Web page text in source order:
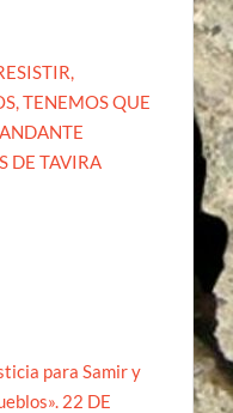
TENEMOS QUE
DE TAVIRA
para Samir y
22 DE